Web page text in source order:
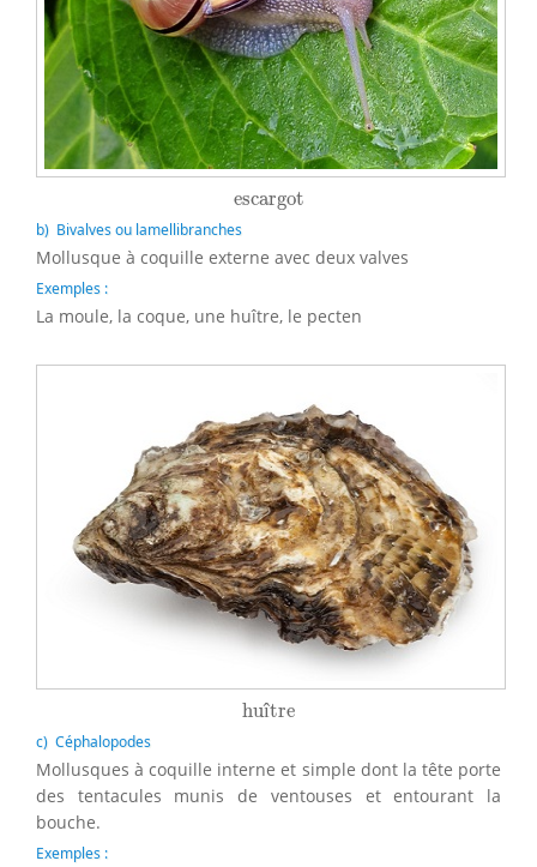
escargot
escargot
b) Bivalves ou lamellibranches
Mollusque à coquille externe avec deux valves
Exemples :
La moule, la coque, une huître, le pecten
huître
huître
c) Céphalopodes
Mollusques à coquille interne et simple dont la tête porte
des tentacules munis de ventouses et entourant la
bouche.
Exemples :